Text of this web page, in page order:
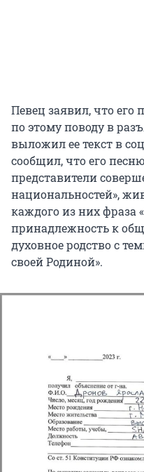
Певец заявил, что
по этому поводу в
выложил ее текст в
сообщил, что его
представители
национальностей»,
каждого из них фраза
принадлежность к
духовное родство с
своей Родиной».